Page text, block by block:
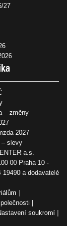
27
– změny
2027
– slevy
a.s.
00 Praha 10 -
a dodavatelé
soukromí